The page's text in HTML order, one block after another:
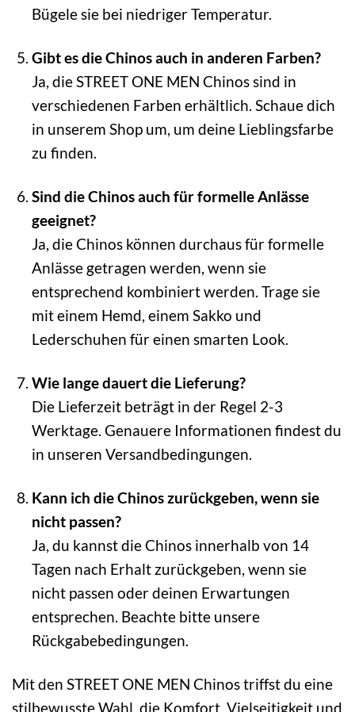
Bügele sie bei niedriger Temperatur.
Gibt es die Chinos auch in anderen Farben?
Ja, die STREET ONE MEN Chinos sind in
verschiedenen Farben erhältlich. Schaue dich
in unserem Shop um, um deine Lieblingsfarbe
zu finden.
Sind die Chinos auch für formelle Anlässe
geeignet?
Ja, die Chinos können durchaus für formelle
Anlässe getragen werden, wenn sie
entsprechend kombiniert werden. Trage sie
mit einem Hemd, einem Sakko und
Lederschuhen für einen smarten Look.
Wie lange dauert die Lieferung?
Die Lieferzeit beträgt in der Regel 2-3
Werktage. Genauere Informationen findest du
in unseren Versandbedingungen.
Kann ich die Chinos zurückgeben, wenn sie
nicht passen?
Ja, du kannst die Chinos innerhalb von 14
Tagen nach Erhalt zurückgeben, wenn sie
nicht passen oder deinen Erwartungen
entsprechen. Beachte bitte unsere
Rückgabebedingungen.
Mit den STREET ONE MEN Chinos triffst du eine
stilbewusste Wahl, die Komfort, Vielseitigkeit und